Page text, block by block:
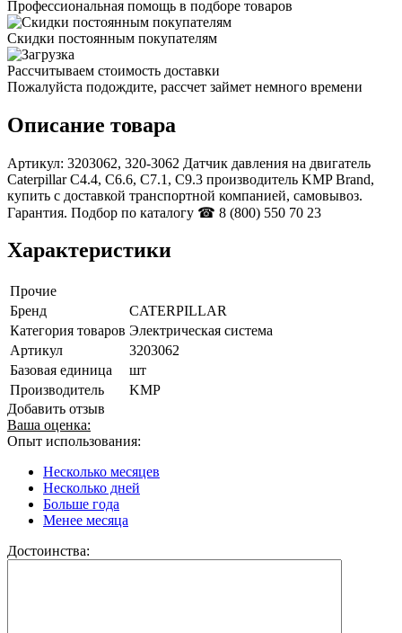
Профессиональная помощь в подборе товаров
Скидки постоянным покупателям
Рассчитываем стоимость доставки
Пожалуйста подождите, рассчет займет немного времени
Описание товара
Артикул: 3203062, 320-3062 Датчик давления на двигатель
Caterpillar C4.4, С6.6, C7.1, С9.3 производитель KMP Brand,
купить с доставкой транспортной компанией, самовывоз.
Гарантия. Подбор по каталогу ☎ 8 (800) 550 70 23
Характеристики
Прочие
Бренд
CATERPILLAR
Категория товаров Электрическая система
Артикул
3203062
Базовая единица
шт
Производитель
KMP
Добавить отзыв
Ваша оценка:
Опыт использования:
Несколько месяцев
Несколько дней
Больше года
Менее месяца
Достоинства: